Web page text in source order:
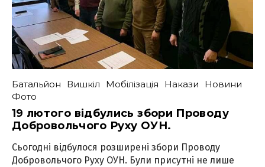
Батальйон Вишкіл Мобілізація Накази
Новини
Фото
19 лютого відбулись збори Проводу
Добровольчого Руху ОУН.
Сьогодні відбулося розширені збори Проводу
Добровольчого Руху ОУН. Були присутні не лише